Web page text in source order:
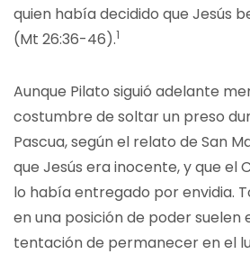
quien había decidido que Jesús
(Mt 26:36-46).1
Aunque Pilato siguió adelante
costumbre de soltar un preso
Pascua, según el relato de San
que Jesús era inocente, y que el
lo había entregado por envidia.
en una posición de poder
tentación de permanecer en el